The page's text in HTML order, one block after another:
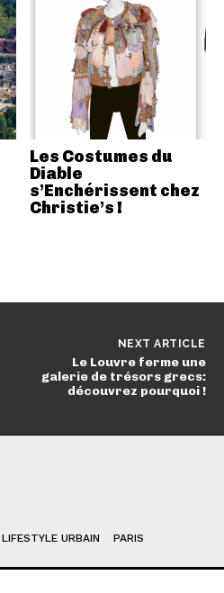
Les Costumes du
Diable
s’Enchérissent chez
Christie’s !
NEXT ARTICLE
Le Louvre ferme une
galerie de trésors grecs:
découvrez pourquoi !
LIFESTYLE URBAIN PARIS